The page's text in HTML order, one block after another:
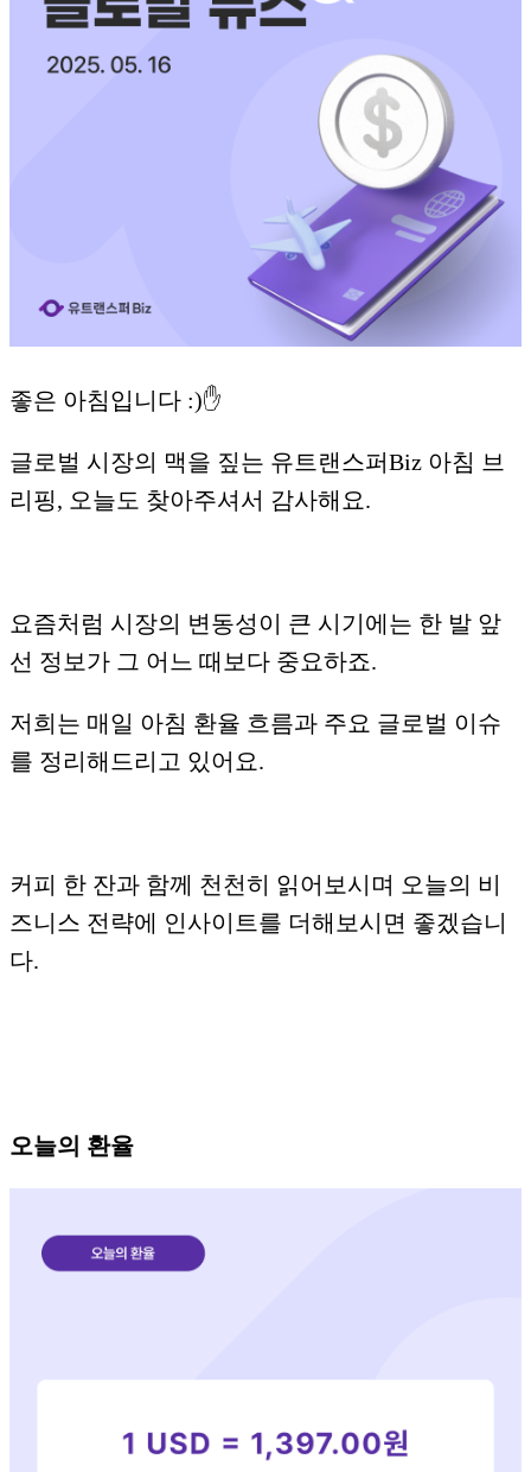
좋은 아침입니다 :)✋
​글로벌 시장의 맥을 짚는 유트랜스퍼Biz 아침 브
리핑, 오늘도 찾아주셔서 감사해요.
요즘처럼 시장의 변동성이 큰 시기에는 한 발 앞
선 정보가 그 어느 때보다 중요하죠.
​저희는 매일 아침 환율 흐름과 주요 글로벌 이슈
를 정리해드리고 있어요.
커피 한 잔과 함께 천천히 읽어보시며 오늘의 비
즈니스 전략에 인사이트를 더해보시면 좋겠습니
다.
오늘의 환율